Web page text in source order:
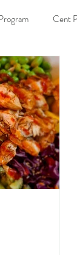
Cent
Ontbijt - voor